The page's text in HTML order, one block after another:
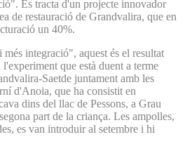
Es tracta d'un projecte innovador
de restauració de Grandvalira, que en
un 40%.
integració", aquest és el resultat
que està duent a terme
Saetde juntament amb les
d'Anoia, que ha consistit en
dins del llac de Pessons, a Grau
part de la criança. Les ampolles,
es van introduir al setembre i hi